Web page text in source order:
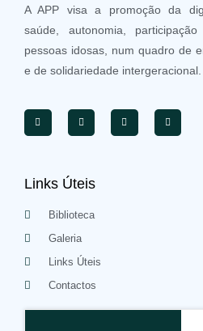
A APP visa a promoção da
saúde, autonomia,
pessoas idosas, num quadro de
e de solidariedade intergeracional.
Links Úteis
Biblioteca
Galeria
Links Úteis
Contactos